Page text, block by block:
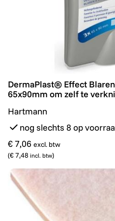
DermaPlast® Effect
DermaPlast® Effect
65x90mm om zelf te
Hartmann
nog slechts 8 op
€ 7,06 excl. btw
(€ 7,48 incl. btw)